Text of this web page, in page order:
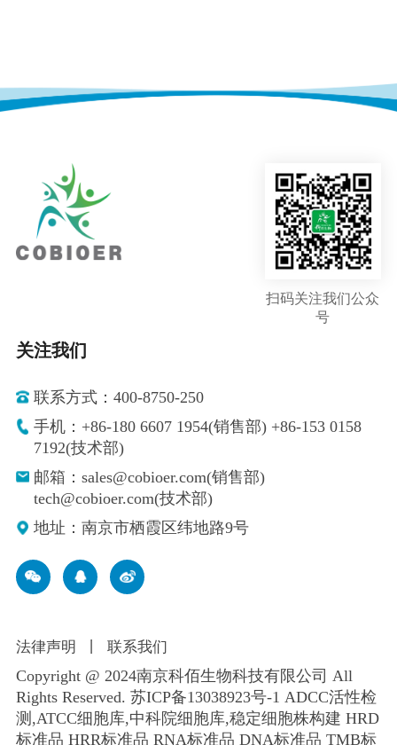
扫码关注我们公众
号
关注我们
联系方式：400-8750-250
手机：+86-180 6607 1954(销售部) +86-153 0158
7192(技术部)
邮箱：sales@cobioer.com(销售部)
tech@cobioer.com(技术部)
地址：南京市栖霞区纬地路9号
法律声明 联系我们
Copyright @ 2024南京科佰生物科技有限公司 All
Rights Reserved. 苏ICP备13038923号-1 ADCC活性检
测,ATCC细胞库,中科院细胞库,稳定细胞株构建 HRD
标准品 HRR标准品 RNA标准品 DNA标准品 TMB标